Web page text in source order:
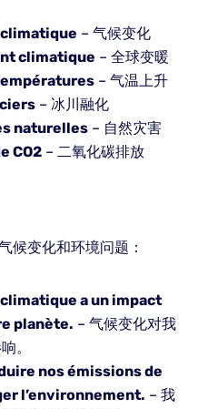
– 气候变化
climatique – 全球变暖
– 气温上升
– 冰川融化
naturelles– 自然灾害
CO2– 二氧化碳排放
候变化和环境问题：
a un impact
planète. – 气候变化对我
。
nos émissions de
l’environnement. – 我